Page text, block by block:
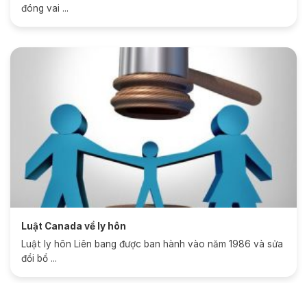
đóng vai ...
Luật Canada về ly hôn
Luật ly hôn Liên bang được ban hành vào năm 1986 và sửa
đổi bổ ...